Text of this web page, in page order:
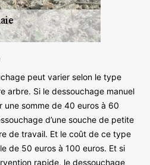
peut varier selon le type
arbre. Si le dessouchage manuel
somme de 40 euros à 60
d’une souche de petite
de travail. Et le coût de ce type
de 50 euros à 100 euros. Et si
rapide, le dessouchage